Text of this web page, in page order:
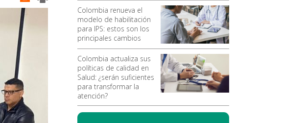
Colombia renueva el
modelo de habilitación
para IPS: estos son los
principales cambios
Colombia actualiza sus
políticas de calidad en
Salud: ¿serán suficientes
para transformar la
atención?